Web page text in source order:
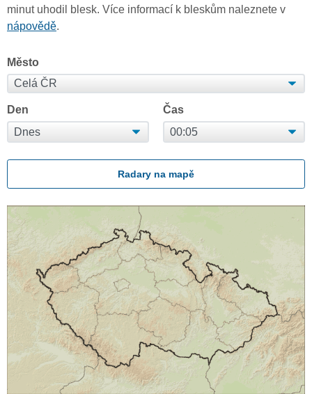
minut uhodil blesk. Více informací k bleskům naleznete v
nápovědě.
Město
Den Čas
Radary na mapě